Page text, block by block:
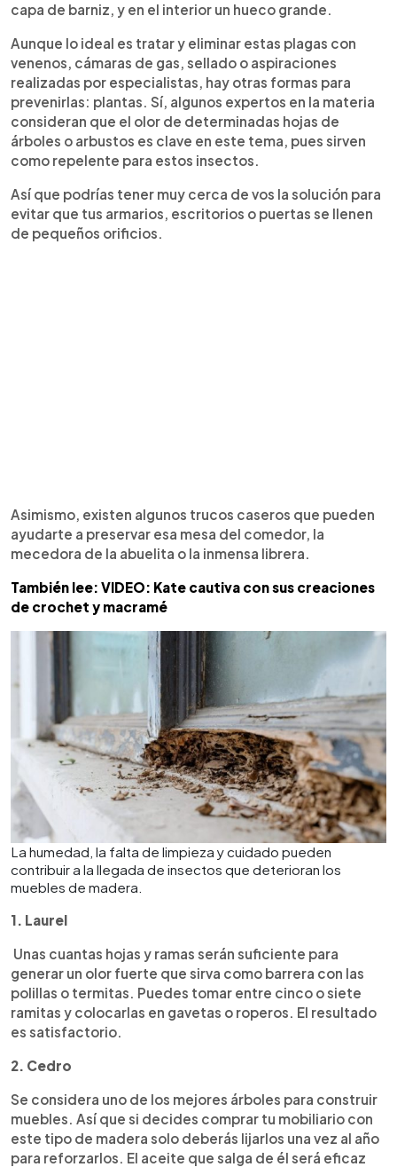
capa de barniz, y en el interior un hueco grande.
Aunque lo ideal es tratar y eliminar estas plagas con
venenos, cámaras de gas, sellado o aspiraciones
realizadas por especialistas, hay otras formas para
prevenirlas: plantas. Sí, algunos expertos en la materia
consideran que el olor de determinadas hojas de
árboles o arbustos es clave en este tema, pues sirven
como repelente para estos insectos.
Así que podrías tener muy cerca de vos la solución para
evitar que tus armarios, escritorios o puertas se llenen
de pequeños orificios.
Asimismo, existen algunos trucos caseros que pueden
ayudarte a preservar esa mesa del comedor, la
mecedora de la abuelita o la inmensa librera.
También lee: VIDEO: Kate cautiva con sus creaciones
de crochet y macramé
La humedad, la falta de limpieza y cuidado pueden
contribuir a la llegada de insectos que deterioran los
muebles de madera.
1. Laurel
Unas cuantas hojas y ramas serán suficiente para
generar un olor fuerte que sirva como barrera con las
polillas o termitas. Puedes tomar entre cinco o siete
ramitas y colocarlas en gavetas o roperos. El resultado
es satisfactorio.
2. Cedro
Se considera uno de los mejores árboles para construir
muebles. Así que si decides comprar tu mobiliario con
este tipo de madera solo deberás lijarlos una vez al año
para reforzarlos. El aceite que salga de él será eficaz